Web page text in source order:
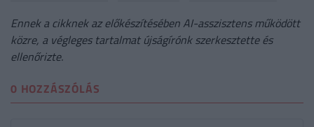
Ennek a cikknek az előkészítésében AI-asszisztens működött
közre, a végleges tartalmat újságírónk szerkesztette és
ellenőrizte.
0 HOZZÁSZÓLÁS